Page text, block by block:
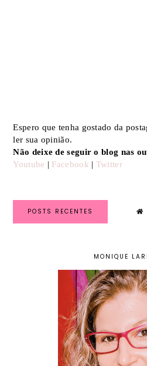
Espero que tenha gostado da
ler sua opinião.
Não deixe de seguir o blog nas
Youtube | Facebook | Twitter
POSTS RECENTES
MONIQUE